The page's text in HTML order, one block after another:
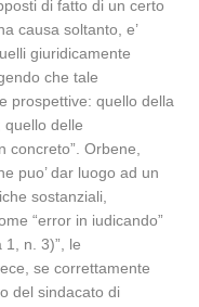
di fatto di un certo
causa soltanto, e’
giuridicamente
che tale
prospettive: quello della
quello delle
Orbene,
puo’ dar luogo ad un
sostanziali,
“error in iudicando”
1, n. 3)”, le
se correttamente
del sindacato di